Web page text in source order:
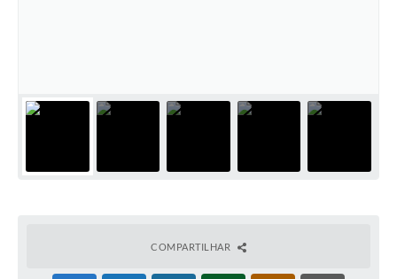
Recursos Liberados
Dados gerais e Obras
licenciamento ambiental
COMPARTILHAR